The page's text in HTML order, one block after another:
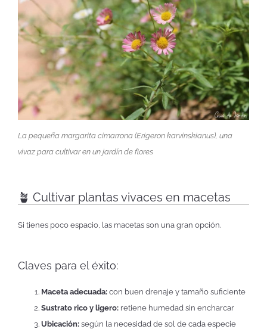
La pequeña margarita cimarrona (Erigeron karvinskianus), una
vivaz para cultivar en un jardín de flores
🪴 Cultivar plantas vivaces en macetas
Si tienes poco espacio, las macetas son una gran opción.
Claves para el éxito:
Maceta adecuada: con buen drenaje y tamaño suficiente
Sustrato rico y ligero: retiene humedad sin encharcar
Ubicación: según la necesidad de sol de cada especie